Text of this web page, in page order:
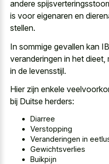
andere
is voor eigenaren en
stellen.
In sommige gevallen kan
veranderingen in het
in de levensstijl.
Hier zijn enkele
bij Duitse herders:
Diarree
Verstopping
Veranderingen in
Gewichtsverlies
Buikpijn